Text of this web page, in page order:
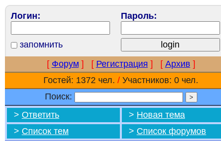
Логин: Пароль:
запомнить
[ Форум ] [ Регистрация ] [ Архив ]
Гостей: 1372 чел. / Участников: 0 чел.
Поиск:
> Ответить > Новая тема
> Список тем > Список форумов